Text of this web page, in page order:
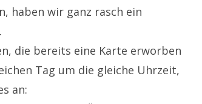
haben wir ganz rasch ein
die bereits eine Karte erworben
Tag um die gleiche Uhrzeit,
an: